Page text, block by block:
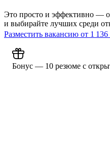
Это просто и эффективно —
и выбирайте лучших среди
Разместить вакансию от 1 136
Бонус — 10 резюме с